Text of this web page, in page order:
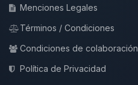
Menciones Legales
Términos / Condiciones
Condiciones de colaboración
Política de Privacidad